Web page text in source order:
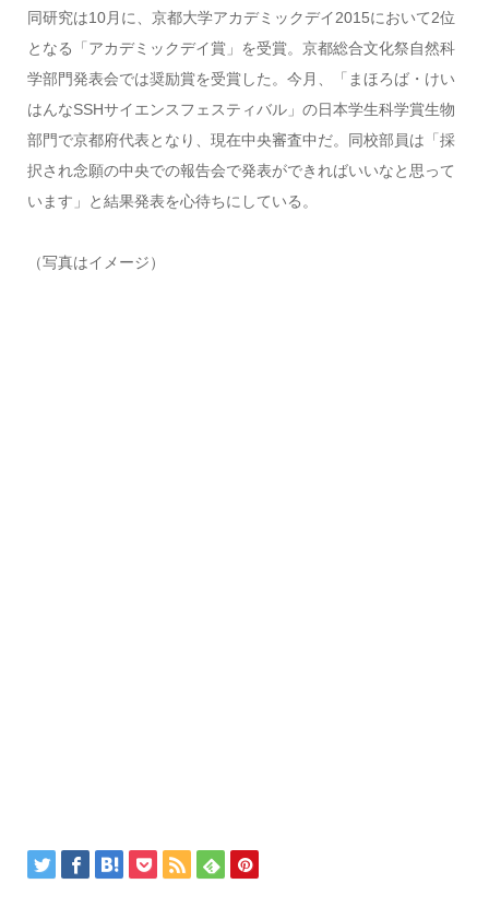
同研究は10月に、京都大学アカデミックデイ2015において2位
となる「アカデミックデイ賞」を受賞。京都総合文化祭自然科
学部門発表会では奨励賞を受賞した。今月、「まほろば・けい
はんなSSHサイエンスフェスティバル」の日本学生科学賞生物
部門で京都府代表となり、現在中央審査中だ。同校部員は「採
択され念願の中央での報告会で発表ができればいいなと思って
います」と結果発表を心待ちにしている。
（写真はイメージ）